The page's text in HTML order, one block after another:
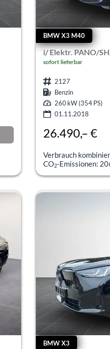
BMW X3 M40
i/ Elektr. PANO/
sofort lieferbar
2127
Benzin
260 kW (354 PS)
01.11.2018
26.490,– €
Verbrauch
CO2-Emissionen:
BMW X3